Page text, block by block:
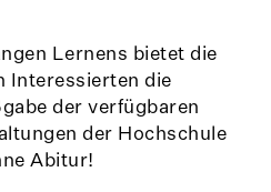
Lernens bietet die
Interessierten die
der verfügbaren
der Hochschule
Abitur!